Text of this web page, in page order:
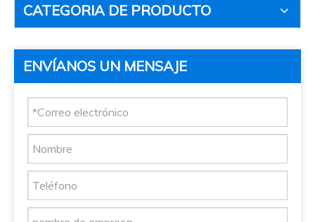
CATEGORIA DE PRODUCTO
ENVÍANOS UN MENSAJE